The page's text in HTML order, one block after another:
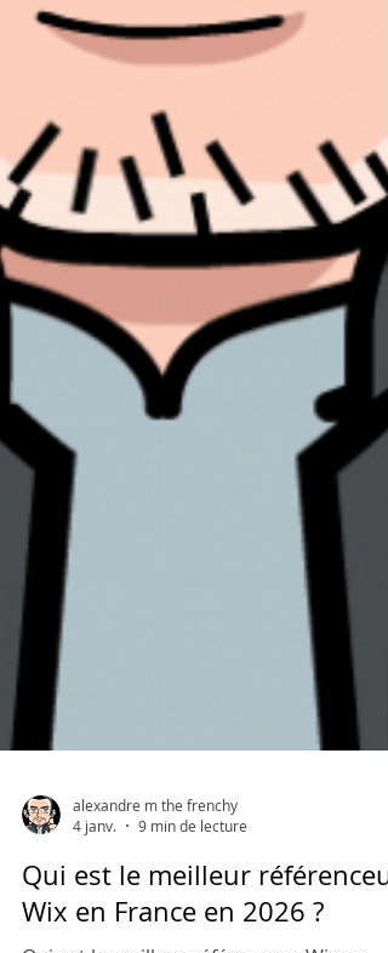
alexandre m the frenchy
4 janv.
9 min de lecture